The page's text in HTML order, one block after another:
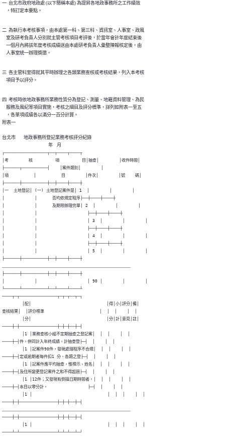
一  台北市政府地政處 (以下簡稱本處) 為提昇各地政事務所之工作績效
    ，特訂定本要點。
二  為執行本考核事項，由本處第一科、第三科、資訊室、人事室、政風
    室及研考負責人分別就主管考核項目考評後，於當年會計年度結束後
    一個月內將該年度考核成績送由本處研考負責人彙整陳報核定後，由
    人事室統一辦理獎懲。
三  各主管科室得就其平時辦理之各類業務查核或考核結果，列入本考核
    項目予以評分。
四  考核時依地政事務所業務性質分為登記、測量、地籍資料管理、為民
    服務及風紀等項目實施，考核之細目及評分標準，詳列如附表一至五
    ，各單項成績各以滿分一百分計算。
附表一
台北市        地政事務所登記業務考核評分紀錄
                                              年    月
┌─────────────────┬──┬────┬────┬
│考        核         項         目│抽查│        │收件時間│
├──────┬──────────┤    │案件類別│        │
│項          │          目        │件次│        │號    碼│
├──────┼──────────┼──┼────┼────┼
│一  土地登記│ (一) 土地登記案件是│ 1  │        │        │
│            │      否均依規定程序├──┼────┼────┼
│            │      及期限辦理完畢│ 2  │        │        │
│            │                    ├──┼────┼────┼
│            │                    │ 3  │        │        │
│            │                    ├──┼────┼────┼
│            │                    │ 4  │        │        │
│            │                    ├──┼────┼────┼
│            │                    │ 5  │        │        │
├──────┼──────────┼──┼────┼────┼
├──────┼──────────┼──┼────┼────┼
│            │                    │ 90 │        │        │
└──────┴──────────┴──┴────┴────┴
────┬─┬───────────────┬─┬─┬──┬─┐
        │配│                              │得│小│評分│備│
查核結果│  │評分標準                      │  │  │    │  │
        │分│                              │分│計│意見│註│
────┼─┼───────────────┼─┼─┼──┼─┤
        │1 │業務查核小組不定期抽查之登記案│  │  │    │  │
────┼─┤件，併同計入年終成績，計抽查登├─┤  │    │  │
        │1 │記案件90件，發現處理程序不合規│  │  │    │  │
────┼─┤定或逾期者每件扣1 分，各類之登├─┤  │    │  │
        │1 │記案件應平均抽查，惟標示、姓名│  │  │    │  │
────┼─┤及住所變更登記案件之和不得超過├─┤  │    │  │
        │1 │12件；又發現有倒搷日期時間者，│  │  │    │  │
────┼─┤本目以零分計。                ├─┤  │    │  │
        │1 │                              │  │  │    │  │
────┼─┼───────────────┼─┼─┼──┼─┤
────┼─┼───────────────┼─┼─┼──┼─┤
        │1 │                              │  │  │    │  │
────┴─┴───────────────┴─┴─┴──┴─┘